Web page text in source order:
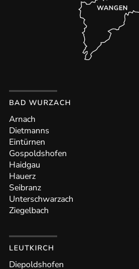
BAD WURZACH
Arnach
Dietmanns
Eintürnen
Gospoldshofen
Haidgau
Hauerz
Seibranz
Unterschwarzach
Ziegelbach
LEUTKIRCH
Diepoldshofen